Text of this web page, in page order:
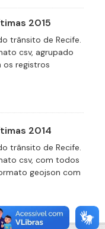
2015
trânsito de Recife.
csv, agrupado
os registros
2014
trânsito de Recife.
csv, com todos
geojson com